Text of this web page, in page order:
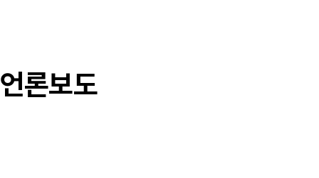
언론보도